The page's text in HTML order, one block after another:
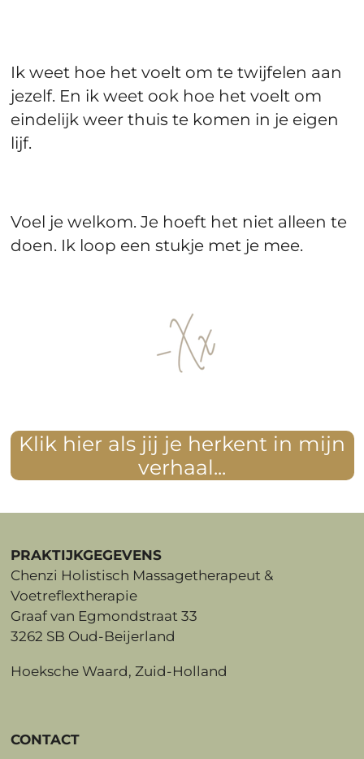
Ik weet hoe het voelt om te twijfelen aan
jezelf. En ik weet ook hoe het voelt om
eindelijk weer thuis te komen in je eigen
lijf.
Voel je welkom. Je hoeft het niet alleen te
doen. Ik loop een stukje met je mee.
Klik hier als jij je herkent in mijn
verhaal...
PRAKTIJKGEGEVENS
Chenzi Holistisch Massagetherapeut &
Voetreflextherapie
Graaf van Egmondstraat 33
3262 SB Oud-Beijerland
Hoeksche Waard, Zuid-Holland
CONTACT